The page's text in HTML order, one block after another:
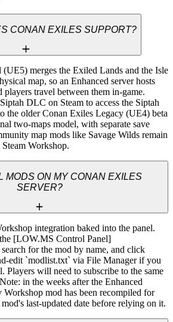
CONAN EXILES SUPPORT?
merges the Exiled Lands and the Isle
map, so an Enhanced server hosts
players travel between them in-game.
DLC on Steam to access the Siptah
the older Conan Exiles Legacy (UE4) beta
two-maps model, with separate save
map mods like Savage Wilds remain
Workshop.
MODS ON MY CONAN EXILES
SERVER?
integration baked into the panel.
[LOW.MS Control Panel]
for the mod by name, and click
edit `modlist.txt` via File Manager if you
Players will need to subscribe to the same
in the weeks after the Enhanced
mod has been recompiled for
last-updated date before relying on it.